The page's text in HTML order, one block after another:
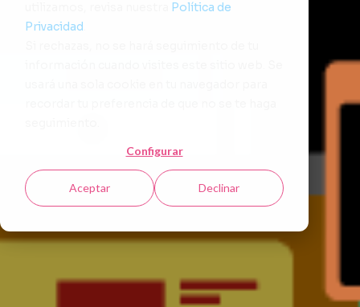
Política de
Privacidad
Configurar
Aceptar Declinar